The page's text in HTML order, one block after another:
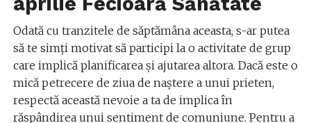
Odată cu tranzitele de săptămâna aceasta, s-ar putea
să te simți motivat să participi la o activitate de grup
care implică planificarea și ajutarea altora. Dacă este o
mică petrecere de ziua de naștere a unui prieten,
respectă această nevoie a ta de implica în
răspândirea unui sentiment de comuniune. Pentru a